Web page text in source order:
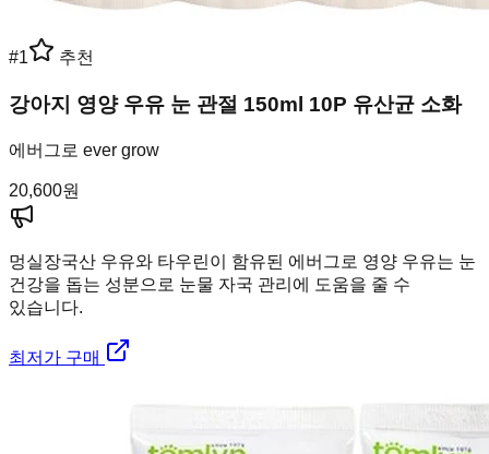
#1 추천
강아지 영양 우유 눈 관절 150ml 10P 유산균 소화
에버그로 ever grow
20,600원
멍실장국산 우유와 타우린이 함유된 에버그로 영양 우유는 눈
건강을 돕는 성분으로 눈물 자국 관리에 도움을 줄 수
있습니다.
최저가 구매